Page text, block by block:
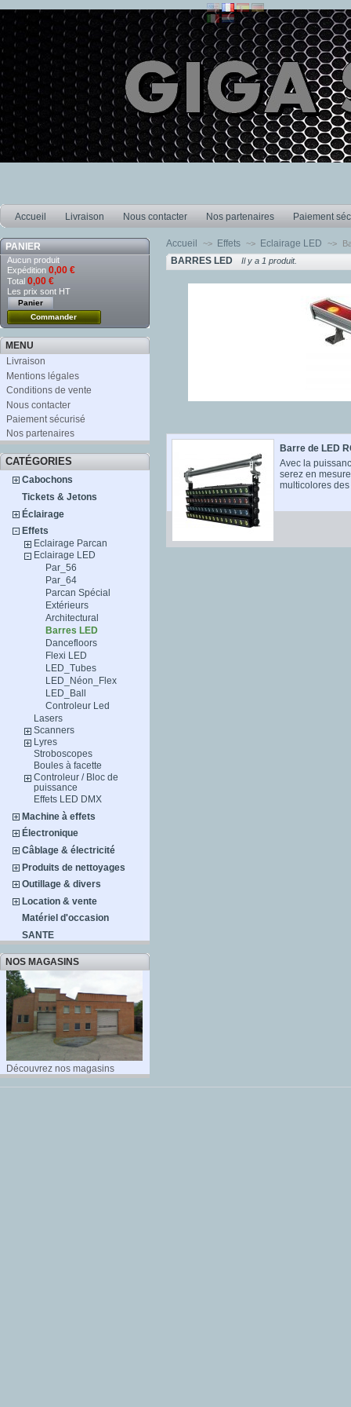
Accueil Livraison Nous contacter Nos partenaires Paiement
PANIER
Aucun produit
Expédition 0,00 €
Total 0,00 €
Les prix sont HT
Panier
Commander
MENU
Livraison
Mentions légales
Conditions de vente
Nous contacter
Paiement sécurisé
Nos partenaires
CATÉGORIES
Cabochons
Tickets & Jetons
Éclairage
Effets
Eclairage Parcan
Eclairage LED
Par_56
Par_64
Parcan Spécial
Extérieurs
Architectural
Barres LED
Dancefloors
Flexi LED
LED_Tubes
LED_Néon_Flex
LED_Ball
Controleur Led
Lasers
Scanners
Lyres
Stroboscopes
Boules à facette
Controleur / Bloc de
puissance
Effets LED DMX
Machine à effets
Électronique
Câblage & électricité
Produits de nettoyages
Outillage & divers
Location & vente
Matériel d'occasion
SANTE
NOS MAGASINS
Découvrez nos magasins
Accueil ~> Effets ~> Eclairage LED ~>
BARRES LED Il y a 1 produit.
Barre de LED
Avec la
serez en
multicolores